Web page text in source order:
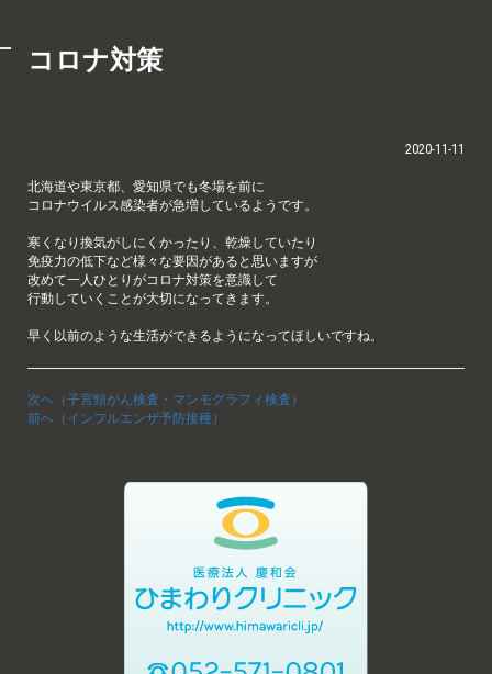
コロナ対策
2020-11-11
北海道や東京都、愛知県でも冬場を前に
コロナウイルス感染者が急増しているようです。
寒くなり換気がしにくかったり、乾燥していたり
免疫力の低下など様々な要因があると思いますが
改めて一人ひとりがコロナ対策を意識して
行動していくことが大切になってきます。
早く以前のような生活ができるようになってほしいですね。
次へ（子宮頸がん検査・マンモグラフィ検査）
前へ（インフルエンザ予防接種）